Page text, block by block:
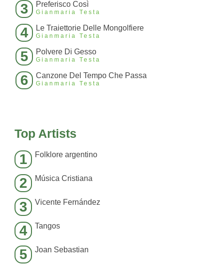
3 Preferisco Così
Gianmaria Testa
4 Le Traiettorie Delle Mongolfiere
Gianmaria Testa
5 Polvere Di Gesso
Gianmaria Testa
6 Canzone Del Tempo Che Passa
Gianmaria Testa
Top Artists
1 Folklore argentino
2 Música Cristiana
3 Vicente Fernández
4 Tangos
5 Joan Sebastian